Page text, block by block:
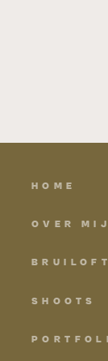
SHOOTS
BRUILOFT
OVER MIJ
HOME